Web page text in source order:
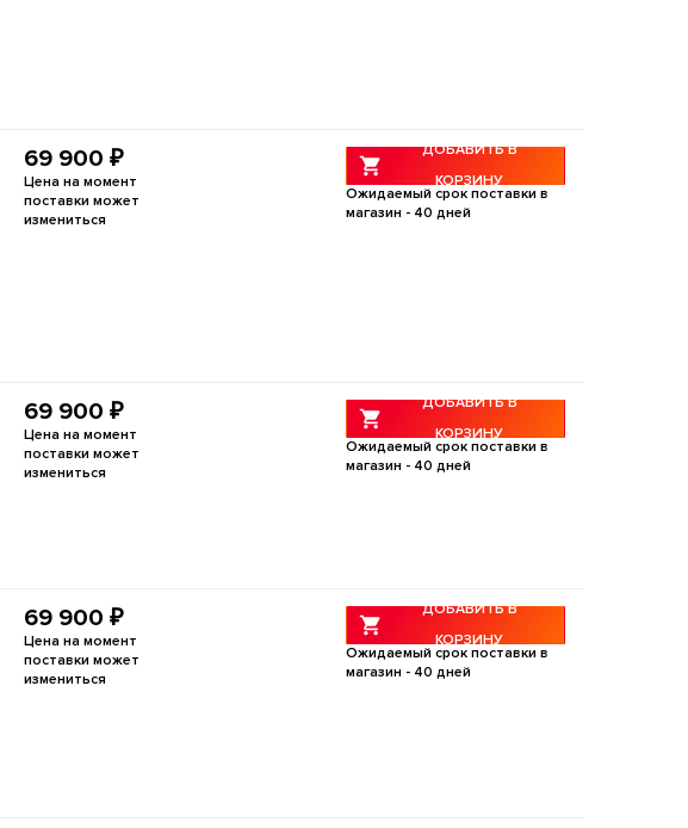
69 900 ₽
Цена на момент
поставки может
измениться
ДОБАВИТЬ В
КОРЗИНУ
Ожидаемый срок поставки в
магазин - 40 дней
69 900 ₽
Цена на момент
поставки может
измениться
ДОБАВИТЬ В
КОРЗИНУ
Ожидаемый срок поставки в
магазин - 40 дней
69 900 ₽
Цена на момент
поставки может
измениться
ДОБАВИТЬ В
КОРЗИНУ
Ожидаемый срок поставки в
магазин - 40 дней